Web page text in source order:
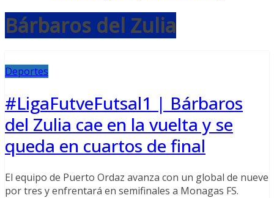
Bárbaros del Zulia
Deportes
#LigaFutveFutsal1 | Bárbaros
del Zulia cae en la vuelta y se
queda en cuartos de final
El equipo de Puerto Ordaz avanza con un global de nueve
por tres y enfrentará en semifinales a Monagas FS.